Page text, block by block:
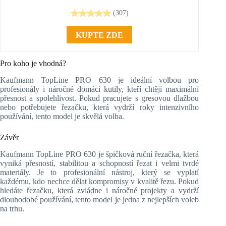
(307)
KUPTE ZDE
Pro koho je vhodná?
Kaufmann TopLine PRO 630 je ideální volbou pro
profesionály i náročné domácí kutily, kteří chtějí maximální
přesnost a spolehlivost. Pokud pracujete s gresovou dlažbou
nebo potřebujete řezačku, která vydrží roky intenzivního
používání, tento model je skvělá volba.
Závěr
Kaufmann TopLine PRO 630 je špičková ruční řezačka, která
vyniká přesností, stabilitou a schopností řezat i velmi tvrdé
materiály. Je to profesionální nástroj, který se vyplatí
každému, kdo nechce dělat kompromisy v kvalitě řezu. Pokud
hledáte řezačku, která zvládne i náročné projekty a vydrží
dlouhodobé používání, tento model je jedna z nejlepších voleb
na trhu.